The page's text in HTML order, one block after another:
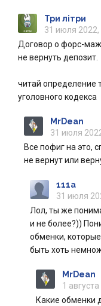
Три літри
31 июля 2022,
Договор о форс-
не вернуть депозит.
читай определение
уголовного кодекса
MrDean
31 июля
Все пофиг на это,
не вернут или
111a
31 июля
Лол, ты же
и не более?))
обменки,
быть хоть
MrDean
1
Какие обменки